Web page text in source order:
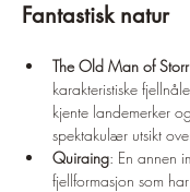
Fantastisk natur
The Old Man of Storr
karakteristiske
kjente landemerker
spektakulær utsikt
Quiraing: En annen
fjellformasjon som